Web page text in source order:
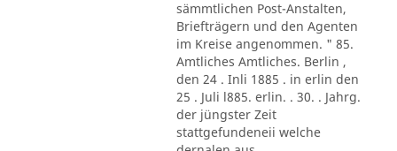
sämmtlichen Post-Anstalten,
Briefträgern und den Agenten
im Kreise angenommen. " 85.
Amtliches Amtliches. Berlin ,
den 24 . Inli 1885 . in erlin den
25 . Juli l885. erlin. . 30. . Jahrg.
der jüngster Zeit
stattgefundeneii welche